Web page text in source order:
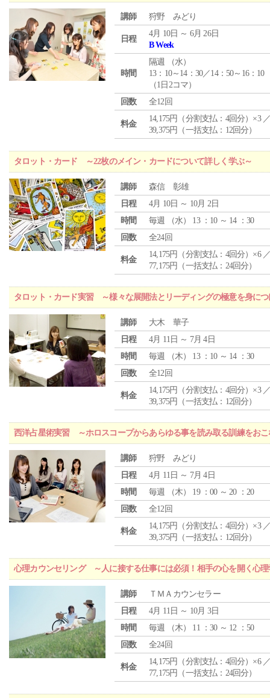
講師 狩野 みどり
日程
4月 10日 ～ 6月 26日
B Week
時間
隔週 （水）
13：10～14：30／14：50～16：10
（1日2コマ）
回数
全12回
料金
14,175円（分割支払：4回分）×3
39,375円（一括支払：12回分）
タロット・カード ～22枚のメイン・カードについて詳しく学ぶ～
講師
森信 彰雄
日程
4月 10日 ～ 10月 2日
時間
毎週 （水） 13 ：10 ～ 14 ：30
回数
全24回
料金
14,175円（分割支払：4回分）×6
77,175円（一括支払：24回分）
タロット・カード実習 ～様々な展開法とリーディングの極意を身につ
講師
大木 華子
日程
4月 11日 ～ 7月 4日
時間
毎週 （木） 13 ：10 ～ 14 ：30
回数
全12回
料金
14,175円（分割支払：4回分）×3
39,375円（一括支払：12回分）
西洋占星術実習 ～ホロスコープからあらゆる事を読み取る訓練をおこ
講師
狩野 みどり
日程
4月 11日 ～ 7月 4日
時間
毎週 （木） 19 ：00 ～ 20 ：20
回数
全12回
料金
14,175円（分割支払：4回分）×3
39,375円（一括支払：12回分）
心理カウンセリング ～人に接する仕事には必須！相手の心を開く心理
講師
ＴＭＡカウンセラー
日程
4月 11日 ～ 10月 3日
時間
毎週 （木） 11 ：30 ～ 12 ：50
回数
全24回
料金
14,175円（分割支払：4回分）×6
77,175円（一括支払：24回分）